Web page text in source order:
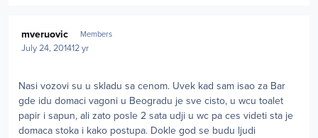
mveruovic Members
July 24, 201412 yr
Nasi vozovi su u skladu sa cenom. Uvek kad sam isao za Bar
gde idu domaci vagoni u Beogradu je sve cisto, u wcu toalet
papir i sapun, ali zato posle 2 sata udji u wc pa ces videti sta je
domaca stoka i kako postupa. Dokle god se budu ljudi